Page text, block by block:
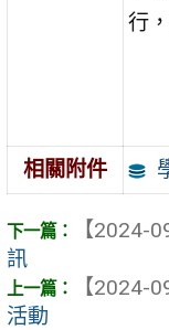
行
相關附件
【2024-
訊
【2024-
活動